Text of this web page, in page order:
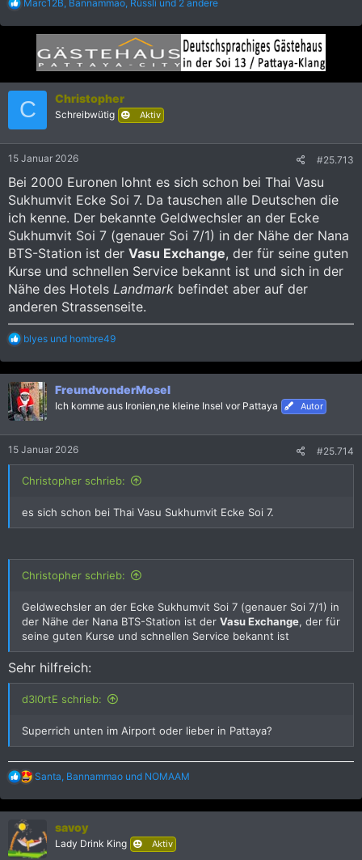
a
n
e
n
:
Marc12B Bannammao Rüssli und 2 andere
C Christopher
Schreibwütig Aktiv
15 Januar 2026 #25.713
Bei 2000 Euronen lohnt es sich schon bei Thai Vasu
Sukhumvit Ecke Soi 7. Da tauschen alle Deutschen die
ich kenne. Der bekannte Geldwechsler an der Ecke
Sukhumvit Soi 7 (genauer Soi 7/1) in der Nähe der Nana
BTS-Station ist der Vasu Exchange, der für seine guten
Kurse und schnellen Service bekannt ist und sich in der
Nähe des Hotels Landmark befindet aber auf der
anderen Strassenseite.
R
a
k
t
i
o
n
:
blyes und hombre49
FreundvonderMosel
Ich komme aus Ironien,ne kleine Insel vor Pattaya Autor
15 Januar 2026 #25.714
Christopher schrieb:
es sich schon bei Thai Vasu Sukhumvit Ecke Soi 7.
Christopher schrieb:
Geldwechsler an der Ecke Sukhumvit Soi 7 (genauer Soi 7/1) in
der Nähe der Nana BTS-Station ist der Vasu Exchange, der für
seine guten Kurse und schnellen Service bekannt ist
Sehr hilfreich:
d3l0rtE schrieb:
Superrich unten im Airport oder lieber in Pattaya?
R
a
k
i
o
Santa Bannammao und NOMAAM
savoy
Lady Drink King Aktiv